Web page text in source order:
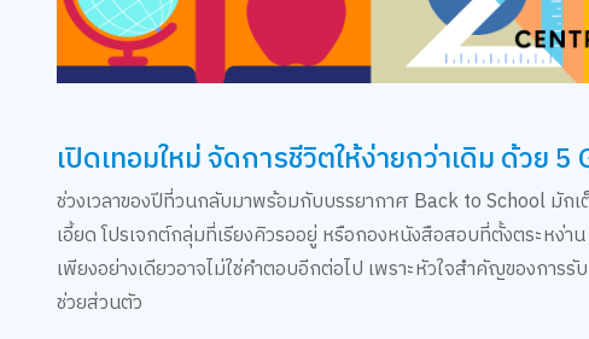
เปิดเทอมใหม่ จัดการชีวิตให้ง่ายกว่าเดิม ด้วย 5
ช่วงเวลาของปีที่วนกลับมาพร้อมกับบรรยากาศ Back to School มัก
เอี้ยด โปรเจกต์กลุ่มที่เรียงคิวรออยู่ หรือกองหนังสือสอบที่ตั้งตระหง่
เพียงอย่างเดียวอาจไม่ใช่คำตอบอีกต่อไป เพราะหัวใจสำคัญของการ
ช่วยส่วนตัว